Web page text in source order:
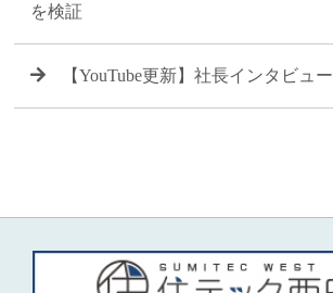
を検証
【YouTube更新】社長インタビュー